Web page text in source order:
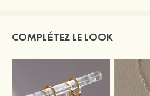
COMPLÉTEZ LE LOOK